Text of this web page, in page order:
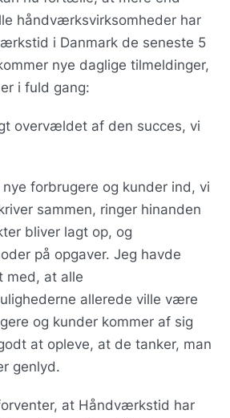
håndværksvirksomheder har
i Danmark de seneste 5
nye daglige tilmeldinger,
i fuld gang:
overvældet af den succes, vi
forbrugere og kunder ind, vi
sammen, ringer hinanden
bliver lagt op, og
på opgaver. Jeg havde
med, at alle
allerede ville være
og kunder kommer af sig
at opleve, at de tanker, man
genlyd.
at Håndværkstid har